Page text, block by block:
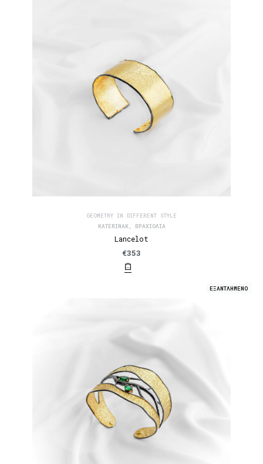
GEOMETRY IN DIFFERENT STYLE
KATERINAK, ΒΡΑΧΙΌΛΙΑ
Lancelot
€353
ΕΞΑΝΤΛΗΜΕΝΟ